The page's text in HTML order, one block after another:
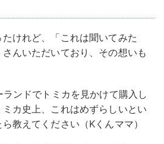
けれど、「これは聞いてみた
んいただいており、その想いも
ンドでトミカを見かけて購入し
カ史上、これはめずらしいとい
教えてください（Kくんママ）